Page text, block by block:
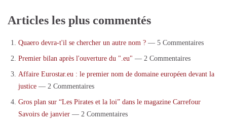
Articles les plus commentés
Quaero devra-t'il se chercher un autre nom ? — 5 Commentaires
Premier bilan après l'ouverture du ".eu" — 2 Commentaires
Affaire Eurostar.eu : le premier nom de domaine européen devant la
justice — 2 Commentaires
Gros plan sur “Les Pirates et la loi” dans le magazine Carrefour
Savoirs de janvier — 2 Commentaires